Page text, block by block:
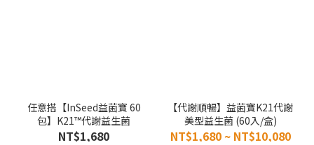
任意搭【InSeed益菌寶 60
包】K21™代謝益生菌
NT$1,680
【代謝順暢】益菌寶K21代謝
美型益生菌 (60入/盒)
NT$1,680 ~ NT$10,080